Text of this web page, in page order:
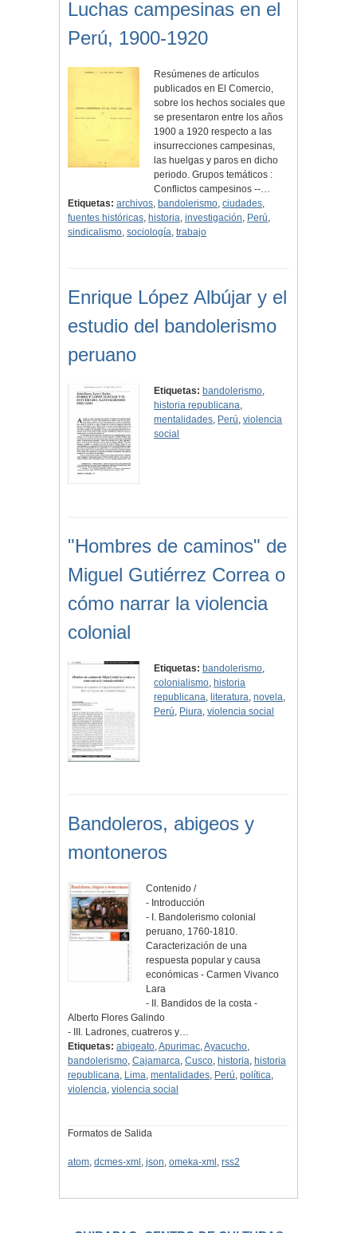
Luchas campesinas en el
Perú, 1900-1920
Resúmenes de artículos
publicados en El Comercio,
sobre los hechos sociales que
se presentaron entre los años
1900 a 1920 respecto a las
insurrecciones campesinas,
las huelgas y paros en dicho
periodo. Grupos temáticos :
Conflictos campesinos --…
Etiquetas: archivos, bandolerismo, ciudades,
fuentes históricas, historia, investigación, Perú,
sindicalismo, sociología, trabajo
Enrique López Albújar y el
estudio del bandolerismo
peruano
Etiquetas: bandolerismo,
historia republicana,
mentalidades, Perú,violencia
social
"Hombres de caminos" de
Miguel Gutiérrez Correa o
cómo narrar la violencia
colonial
Etiquetas: bandolerismo,
colonialismo, historia
republicana, literatura,novela,
Perú, Piura,violencia social
Bandoleros, abigeos y
montoneros
Contenido /
- Introducción
- I. Bandolerismo colonial
peruano, 1760-1810.
Caracterización de una
respuesta popular y causa
económicas - Carmen Vivanco
Lara
- II. Bandidos de la costa -
Alberto Flores Galindo
- III. Ladrones, cuatreros y…
Etiquetas: abigeato,Apurimac,Ayacucho,
bandolerismo, Cajamarca, Cusco, historia, historia
republicana, Lima, mentalidades, Perú, política,
violencia, violencia social
Formatos de Salida
atom, dcmes-xml , json, omeka-xml , rss2